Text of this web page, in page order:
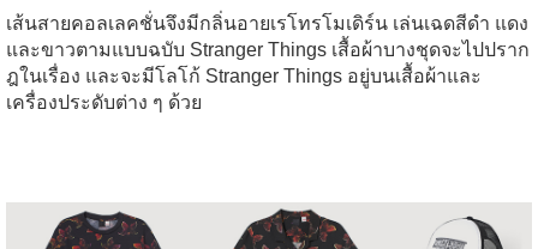
เส้นสายคอลเลคชั่นจึงมีกลิ่นอายเรโทรโมเดิร์น เล่นเฉดสีดำ แดง
และขาวตามแบบฉบับ Stranger Things เสื้อผ้าบางชุดจะไปปราก
ฎในเรื่อง และจะมีโลโก้ Stranger Things อยู่บนเสื้อผ้าและ
เครื่องประดับต่าง ๆ ด้วย